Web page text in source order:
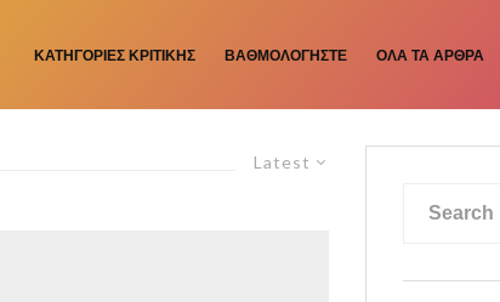
ΚΑΤΗΓΟΡΙΕΣ ΚΡΙΤΙΚΗΣ ΒΑΘΜΟΛΟΓΉΣΤΕ ΌΛΑ ΤΑ ΆΡΘΡΑ
Latest